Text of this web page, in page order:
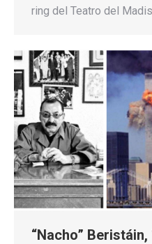
ring del Teatro del
“Nacho”